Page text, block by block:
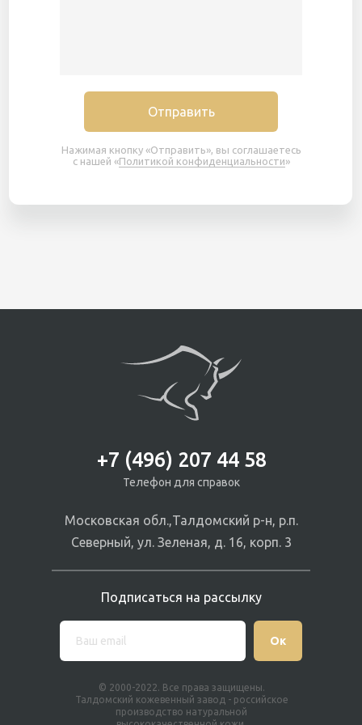
Отправить
Нажимая кнопку «Отправить», вы соглашаетесь
с нашей «Политикой конфиденциальности»
Ок
Подписаться на рассылку
+7 (496) 207 44 58
Телефон для справок
© 2000-2022. Все права защищены.
Талдомский кожевенный завод - российское
производство натуральной
Московская обл.,Талдомский р-н, р.п.
Северный, ул. Зеленая, д. 16, корп. 3